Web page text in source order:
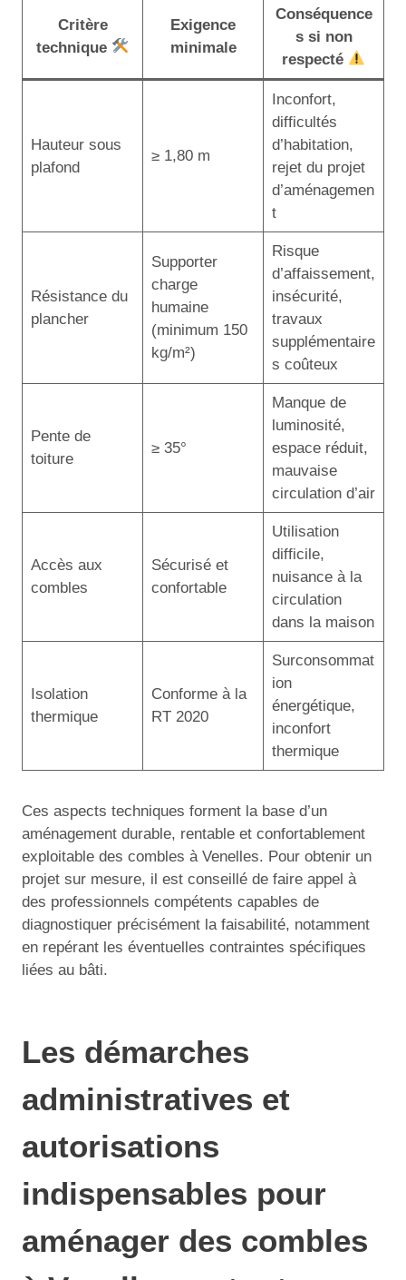
Critère
technique
Exigence
minimale
Conséquence
s si non
respecté
Hauteur sous
plafond
≥ 1,80 m
Inconfort,
difficultés
d’habitation,
rejet du projet
d’aménagemen
t
Résistance du
plancher
Supporter
charge
humaine
(minimum 150
kg/m²)
Risque
d’affaissement,
insécurité,
travaux
supplémentaire
s coûteux
Pente de
toiture
≥ 35°
Manque de
luminosité,
espace réduit,
mauvaise
circulation d’air
Accès aux
combles
Sécurisé et
confortable
Utilisation
difficile,
nuisance à la
circulation
dans la maison
Isolation
thermique
Conforme à la
RT 2020
Surconsommat
ion
énergétique,
inconfort
thermique
Ces aspects techniques forment la base d’un
aménagement durable, rentable et confortablement
exploitable des combles à Venelles. Pour obtenir un
projet sur mesure, il est conseillé de faire appel à
des professionnels compétents capables de
diagnostiquer précisément la faisabilité, notamment
en repérant les éventuelles contraintes spécifiques
liées au bâti.
Les démarches
administratives et
autorisations
indispensables pour
aménager des combles